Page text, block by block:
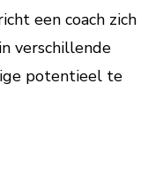
een coach zich
verschillende
potentieel te